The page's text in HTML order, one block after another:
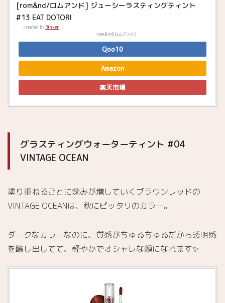
[rom&nd/ロムアンド] ジューシーラスティングティント
#13 EAT DOTORI
created by Rinker
rom&nd(ロムアンド)
Qoo10
Amazon
楽天市場
グラスティングウォーターティント #04
VINTAGE OCEAN
塗り重ねるごとに深みが増していくブラウンレッドの
VINTAGE OCEANは、秋にピッタリのカラー。
ダークなカラーなのに、質感がちゅるちゅるだから透明感
を醸し出してて、軽やかでオシャレな顔になれます✨